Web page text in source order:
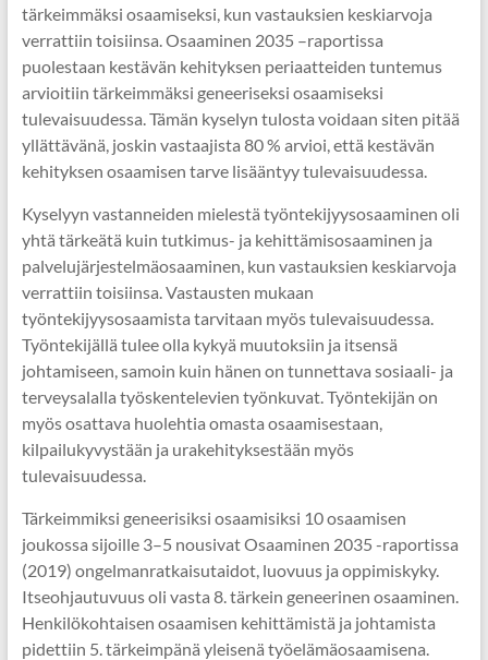
tärkeimmäksi osaamiseksi, kun vastauksien keskiarvoja
verrattiin toisiinsa. Osaaminen 2035 –raportissa
puolestaan kestävän kehityksen periaatteiden tuntemus
arvioitiin tärkeimmäksi geneeriseksi osaamiseksi
tulevaisuudessa. Tämän kyselyn tulosta voidaan siten pitää
yllättävänä, joskin vastaajista 80 % arvioi, että kestävän
kehityksen osaamisen tarve lisääntyy tulevaisuudessa.
Kyselyyn vastanneiden mielestä työntekijyysosaaminen oli
yhtä tärkeätä kuin tutkimus- ja kehittämisosaaminen ja
palvelujärjestelmäosaaminen, kun vastauksien keskiarvoja
verrattiin toisiinsa. Vastausten mukaan
työntekijyysosaamista tarvitaan myös tulevaisuudessa.
Työntekijällä tulee olla kykyä muutoksiin ja itsensä
johtamiseen, samoin kuin hänen on tunnettava sosiaali- ja
terveysalalla työskentelevien työnkuvat. Työntekijän on
myös osattava huolehtia omasta osaamisestaan,
kilpailukyvystään ja urakehityksestään myös
tulevaisuudessa.
Tärkeimmiksi geneerisiksi osaamisiksi 10 osaamisen
joukossa sijoille 3–5 nousivat Osaaminen 2035 -raportissa
(2019) ongelmanratkaisutaidot, luovuus ja oppimiskyky.
Itseohjautuvuus oli vasta 8. tärkein geneerinen osaaminen.
Henkilökohtaisen osaamisen kehittämistä ja johtamista
pidettiin 5. tärkeimpänä yleisenä työelämäosaamisena.